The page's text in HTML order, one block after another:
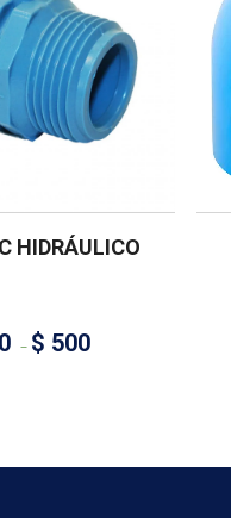
HIDRÁULICO
– $ 500